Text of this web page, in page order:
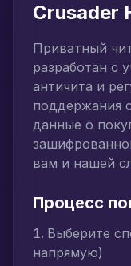
Crusader
Приватный
разработан с
античита и
поддержания
данные о
вам и нашей
Процесс
Выберите
напрямую)